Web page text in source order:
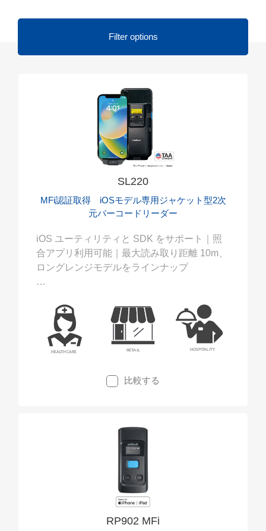
Filter options
SL220
MFi認証取得 iOSモデル専用ジャケット型2次
元バーコードリーダー
iOS ユーティリティと SDK をサポート｜照
合アプリ利用可能｜最大読み取り距離 10m、
ロングレンジモデルをラインナップ
で、業務用ハンディターミナルとしてご利用
頂けます。SL220は、オッターボックス
（OtterBox）社のユニバース ケースと組み合
わせることで、確実かつ安定したバーコード
比較する
RP902 MFi